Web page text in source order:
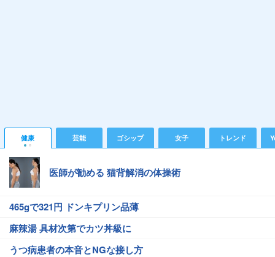
健康 芸能 ゴシップ 女子 トレンド
医師が勧める 猫背解消の体操術
465gで321円 ドンキプリン品薄
麻辣湯 具材次第でカツ丼級に
うつ病患者の本音とNGな接し方